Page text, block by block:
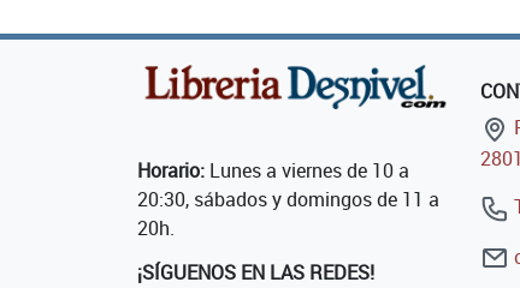
Horario: Lunes a viernes de 10 a
20:30, sábados y domingos de 11 a
20h.
¡SÍGUENOS EN LAS REDES!